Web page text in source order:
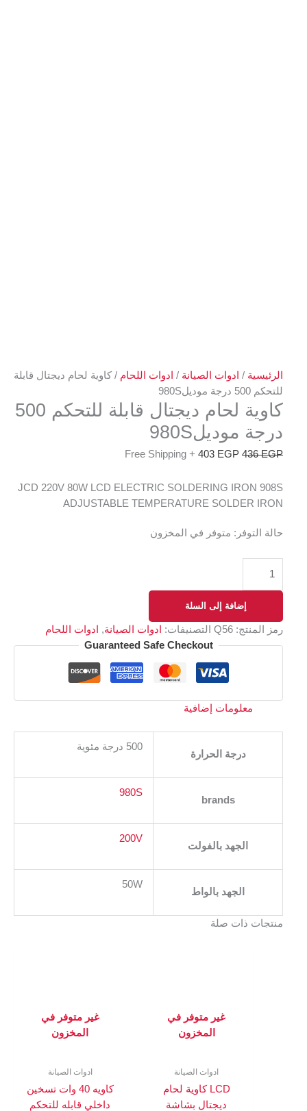
الرئيسية / ادوات الصيانة / ادوات اللحام / كاوية لحام ديجتال قابلة
للتحكم 500 درجة موديل980S
كاوية لحام ديجتال قابلة للتحكم 500
درجة موديل980S
436EGP
403 EGP
+ Free Shipping
JCD 220V 80W LCD ELECTRIC SOLDERING IRON 908S
ADJUSTABLE TEMPERATURE SOLDER IRON
حالة التوفر: متوفر في المخزون
إضافة إلى السلة
رمز المنتج: Q56 التصنيفات: ادوات الصيانة,
ادوات اللحام
Guaranteed Safe Checkout
معلومات إضافية
درجة الحرارة
500 درجة مئوية
brands
980S
الجهد بالفولت
200V
الجهد بالواط
50W
منتجات ذات صلة
غير متوفر في
المخزون
ادوات الصيانة
LCD كاوية لحام
ديجتال بشاشة
غير متوفر في
المخزون
ادوات الصيانة
كاويه 40 وات تسخين
داخلي قابله للتحكم